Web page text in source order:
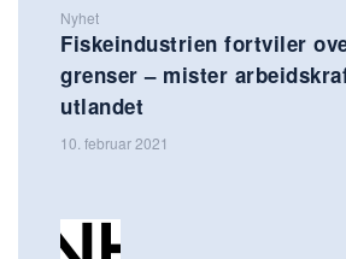
Nyhet
Fiskeindustrien fortviler
grenser – mister
utlandet
10. februar 2021